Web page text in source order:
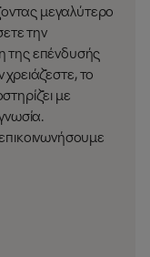
μεγαλύτερο
την
της επένδυσής
χρειάζεστε, το
με